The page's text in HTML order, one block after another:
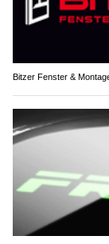
Bitzer Fenster &